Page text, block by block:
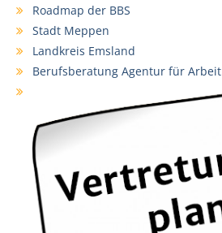
Roadmap der BBS
Stadt Meppen
Landkreis Emsland
Berufsberatung Agentur für Arbeit